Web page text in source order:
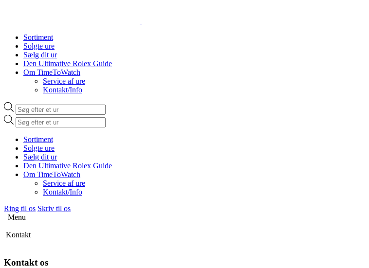
Sortiment
Solgte ure
Sælg dit ur
Den Ultimative Rolex Guide
Om TimeToWatch
Service af ure
Kontakt/Info
Products
search
Products
search
Sortiment
Solgte ure
Sælg dit ur
Den Ultimative Rolex Guide
Om TimeToWatch
Service af ure
Kontakt/Info
Ring til os Skriv til os
Menu
Kontakt
Kontakt os